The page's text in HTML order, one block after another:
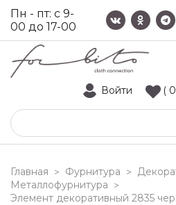
Пн - пт: с 9-
00 до 17-00
Войти (
Главная > Фурнитура >
Металлофурнитура >
элемент декоративный 2835